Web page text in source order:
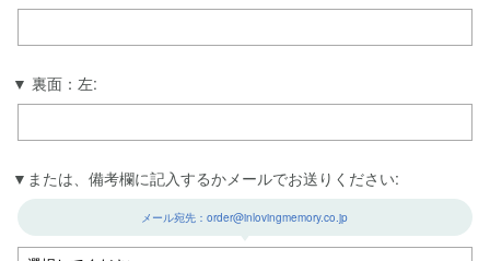
裏面：左:
または、備考欄に記入するかメールでお送りください:
メール宛先：order@inlovingmemory.co.jp